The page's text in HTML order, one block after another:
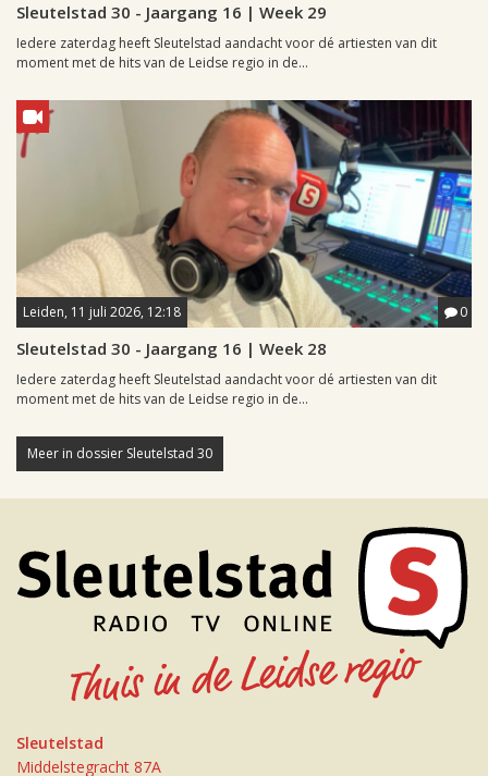
Sleutelstad 30 - Jaargang 16 | Week 29
Iedere zaterdag heeft Sleutelstad aandacht voor dé artiesten van dit
moment met de hits van de Leidse regio in de...
Leiden, 11 juli 2026, 12:18 0
Sleutelstad 30 - Jaargang 16 | Week 28
Iedere zaterdag heeft Sleutelstad aandacht voor dé artiesten van dit
moment met de hits van de Leidse regio in de...
Meer in dossier Sleutelstad 30
Sleutelstad
Middelstegracht 87A